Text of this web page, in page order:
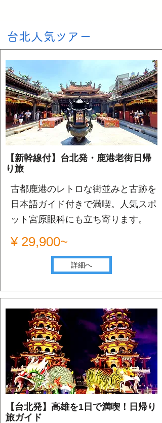
​台北人気ツアー
【新幹線付】台北発・鹿港老街日帰
り旅
古都鹿港のレトロな街並みと古跡を
日本語ガイド付きで満喫。人気スポ
ット宮原眼科にも立ち寄ります。
¥ 29,900~
詳細へ
【台北発】高雄を1日で満喫！日帰り
旅ガイド